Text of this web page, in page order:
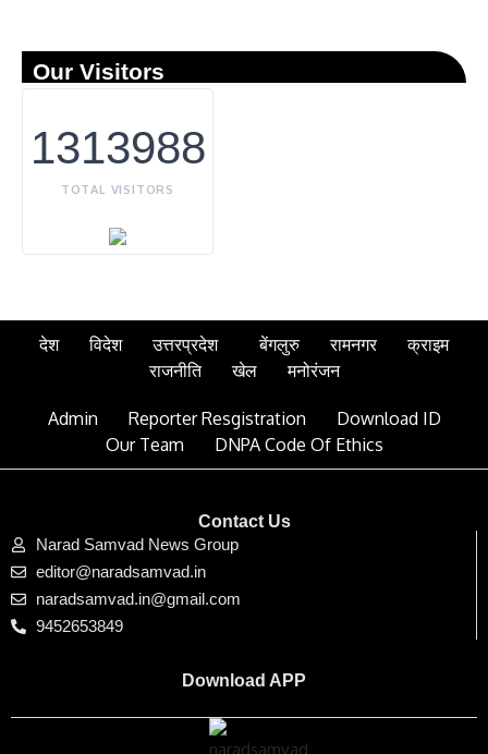
Our Visitors
1313988
TOTAL VISITORS
देश विदेश उत्तरप्रदेश बेंगलुरु रामनगर
क्राइम
राजनीति
खेल मनोरंजन
Admin Reporter Resgistration
Download ID
Our Team
DNPA Code Of Ethics
Contact Us
Narad Samvad News Group
editor@naradsamvad.in
naradsamvad.in@gmail.com
9452653849
Download APP